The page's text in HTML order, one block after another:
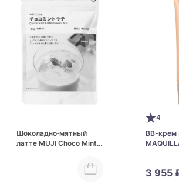
Шоколадно‑мятный
латте MUJI Choco Mint
4
ВВ-крем
3 955